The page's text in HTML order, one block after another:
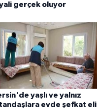
gerçek oluyor
yaşlı ve yalnız
evde şefkat eli